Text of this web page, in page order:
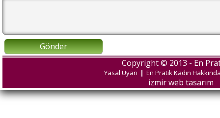
Gönder
Copyright © 2013 - En
Yasal Uyarı | En Pratik Kadın
izmir web tasarım